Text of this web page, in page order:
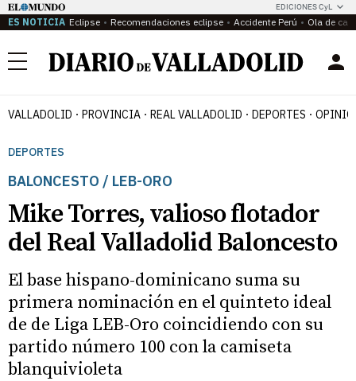
EDICIONES CyL
ES NOTICIA Eclipse Recomendaciones eclipse Accidente Perú Ola de
Menú
VALLADOLID PROVINCIA REAL VALLADOLID DEPORTES
DEPORTES
BALONCESTO / LEB-ORO
Mike Torres, valioso flotador
del Real Valladolid Baloncesto
El base hispano-dominicano suma su
primera nominación en el quinteto ideal
de de Liga LEB-Oro coincidiendo con su
partido número 100 con la camiseta
blanquivioleta